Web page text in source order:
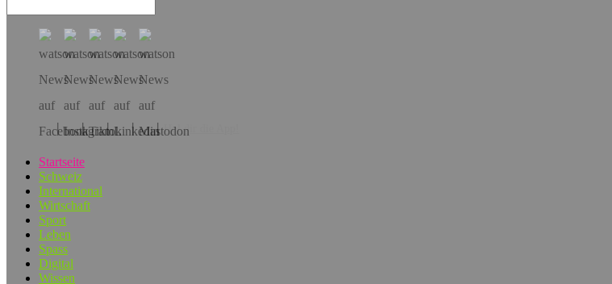
Hol dir die App!
Startseite
Schweiz
International
Wirtschaft
Sport
Leben
Spass
Digital
Wissen